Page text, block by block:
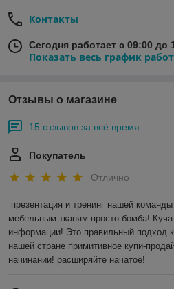
Контакты
Сегодня работает с 09:00 до
Показать весь график
Отзывы о магазине
15 отзывов за всё время
Покупатель
Отлично
презентация и тренинг нашей
мебельным тканям просто бомба! Куча
информации! Это правильный подход
нашей стране примитивное купи-
начинании! расширяйте начатое!